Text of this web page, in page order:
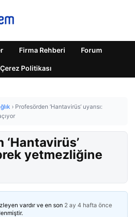
Firma Rehberi Forum
Çerez Politikası
› Profesörden ‘Hantavirüs’ uyarısı:
‘Hantavirüs’
yetmezliğine
vardır ve en son 2 ay 4 hafta önce